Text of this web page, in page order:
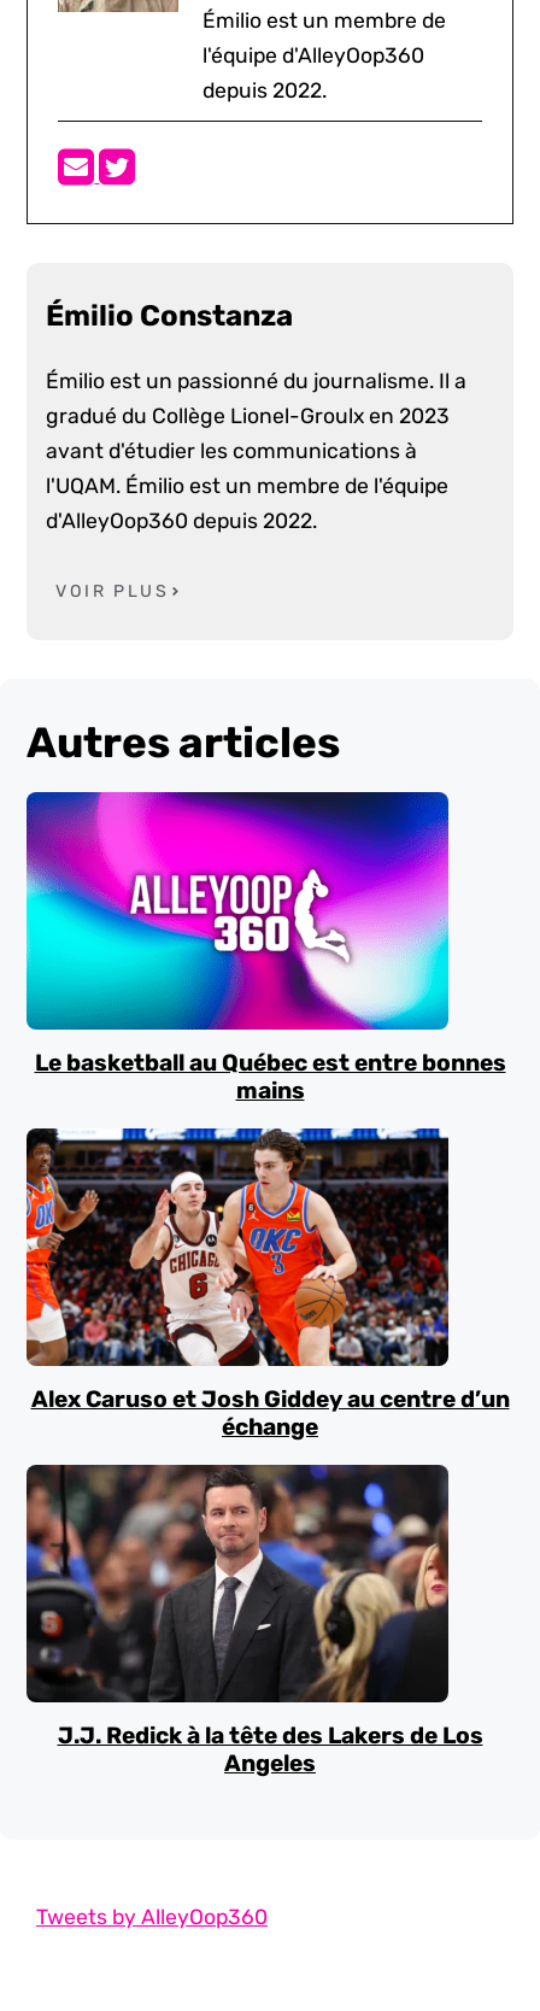
Émilio est un membre de
l'équipe d'AlleyOop360
depuis 2022.
Émilio Constanza
Émilio est un passionné du journalisme. Il a
gradué du Collège Lionel-Groulx en 2023
avant d'étudier les communications à
l'UQAM. Émilio est un membre de l'équipe
d'AlleyOop360 depuis 2022.
VOIR PLUS
Autres articles
Le basketball au Québec est entre bonnes
mains
Alex Caruso et Josh Giddey au centre d’un
échange
J.J. Redick à la tête des Lakers de Los
Angeles
Tweets by AlleyOop360